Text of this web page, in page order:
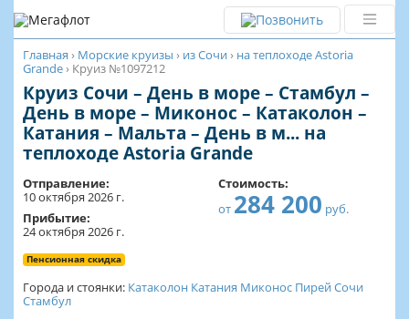
Главная › Морские круизы › из Сочи › на теплоходе Astoria
Grande› Круиз №1097212
Круиз Сочи – День в море – Стамбул –
День в море – Миконос – Катаколон –
Катания – Мальта – День в м... на
теплоходе Astoria Grande
Отправление:
10 октября 2026 г.
Прибытие:
24 октября 2026 г.
Пенсионная скидка
Стоимость:
от 284 200 руб.
Города и стоянки: Катаколон Катания Миконос Пирей Сочи
Стамбул